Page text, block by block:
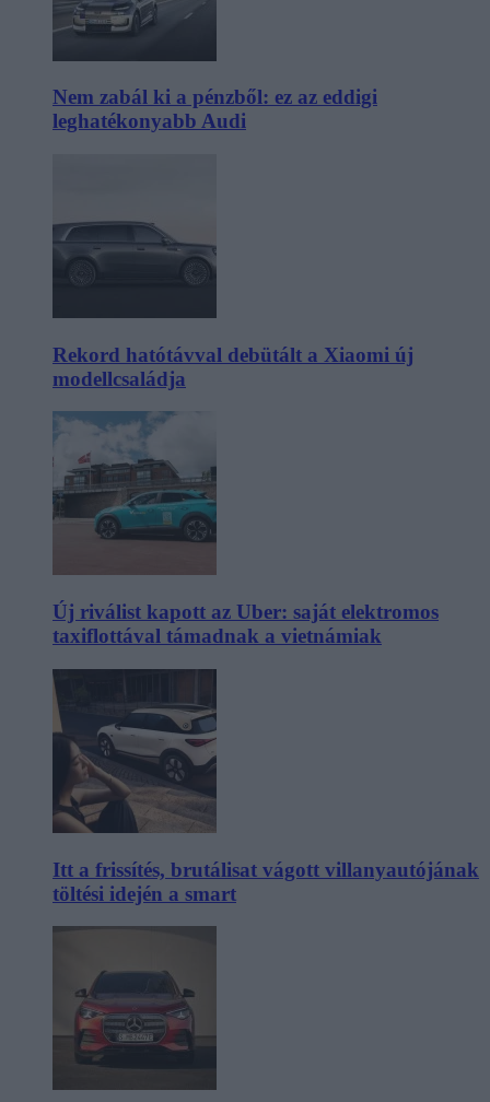
Nem zabál ki a pénzből: ez az eddigi
leghatékonyabb Audi
Rekord hatótávval debütált a Xiaomi új
modellcsaládja
Új riválist kapott az Uber: saját elektromos
taxiflottával támadnak a vietnámiak
Itt a frissítés, brutálisat vágott villanyautójának
töltési idején a smart